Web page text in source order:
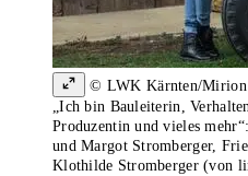
© LWK Kärnten/Mirion
„Ich bin Bauleiterin,
Produzentin und vieles
und Margot Stromberger,
Klothilde Stromberger (von